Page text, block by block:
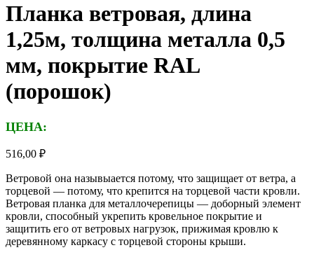
Планка ветровая, длина
1,25м, толщина металла 0,5
мм, покрытие RAL
(порошок)
ЦЕНА:
516,00 ₽
Ветровой она назывыается потому, что защищает от ветра, а
торцевой — потому, что крепится на торцевой части кровли.
Ветровая планка для металлочерепицы — доборный элемент
кровли, способный укрепить кровельное покрытие и
защитить его от ветровых нагрузок, прижимая кровлю к
деревянному каркасу с торцевой стороны крыши.